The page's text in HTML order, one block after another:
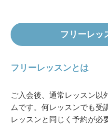
フリーレッ
フリーレッスンとは
ご入会後、通常レッスン以
ムです。何レッスンでも受
レッスンと同じく予約が必